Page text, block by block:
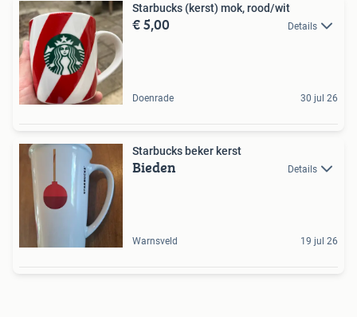
Starbucks (kerst) mok, rood/wit
€ 5,00 Details
Doenrade 30 jul 26
Starbucks beker kerst
Bieden Details
Warnsveld 19 jul 26